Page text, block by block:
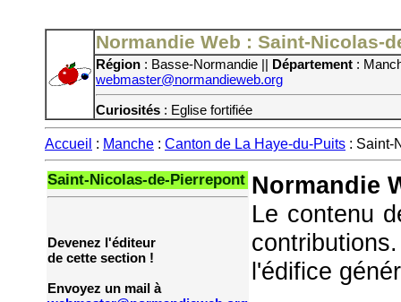
Normandie Web : Saint-Nicolas-
Région : Basse-Normandie || Département :
webmaster@normandieweb.org
Curiosités : Eglise fortifiée
Accueil : Manche : Canton de La Haye-du-Puits : Saint-
Saint-Nicolas-de-Pierrepont
Devenez l'éditeur
de cette section !
Envoyez un mail à
Normandie
Le contenu
l'édifice